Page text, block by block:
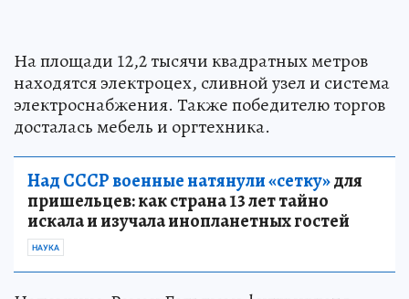
На площади 12,2 тысячи квадратных метров
находятся электроцех, сливной узел и система
электроснабжения. Также победителю торгов
досталась мебель и оргтехника.
Над СССР военные натянули «сетку»для
пришельцев: как страна 13 лет тайно
искала и изучала инопланетных гостей
НАУКА